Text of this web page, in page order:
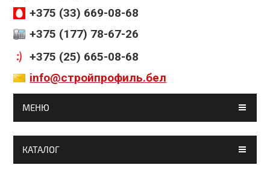
+375 (33) 669-08-68
+375 (177) 78-67-26
+375 (25) 665-08-68
info@стройпрофиль.бел
МЕНЮ
ГЛАВНАЯ
КАТАЛОГ